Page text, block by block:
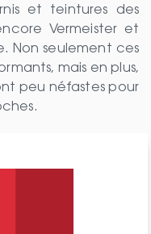
et teintures des
Vermeister et
Non seulement ces
mais en plus,
peu néfastes pour